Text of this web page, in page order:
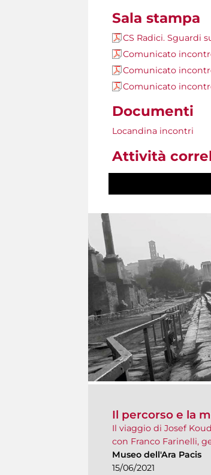
Sala stampa
CS Radici. Sguardi
Comunicato
Comunicato
Comunicato
Documenti
Locandina incontri
Attività
Il percorso e la
Il viaggio di Josef
con Franco Farinelli,
Museo dell'Ara Pacis
15/06/2021